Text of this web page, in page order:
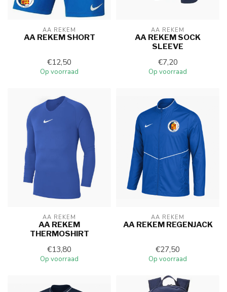
AA REKEM
AA REKEM SHORT
€12,50
Op voorraad
AA REKEM
AA REKEM SOCK
SLEEVE
€7,20
Op voorraad
AA REKEM
AA REKEM
THERMOSHIRT
€13,80
Op voorraad
AA REKEM
AA REKEM REGENJACK
€27,50
Op voorraad